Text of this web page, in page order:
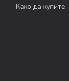
Како да купите